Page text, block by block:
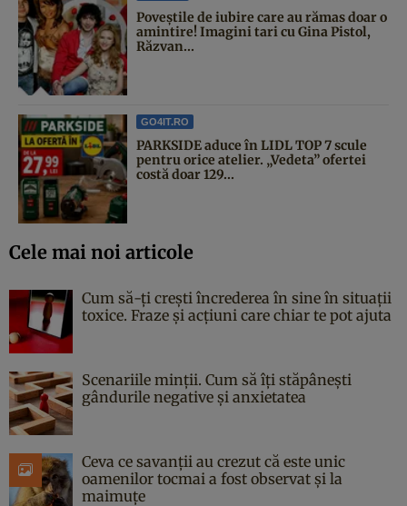
Poveştile de iubire care au rămas doar o
amintire! Imagini tari cu Gina Pistol,
Răzvan...
GO4IT.RO
PARKSIDE aduce în LIDL TOP 7 scule
pentru orice atelier. „Vedeta” ofertei
costă doar 129...
Cele mai noi articole
Cum să-ți crești încrederea în sine în situații
toxice. Fraze și acțiuni care chiar te pot ajuta
Scenariile minții. Cum să îți stăpânești
gândurile negative și anxietatea
Ceva ce savanții au crezut că este unic
oamenilor tocmai a fost observat și la
maimuțe